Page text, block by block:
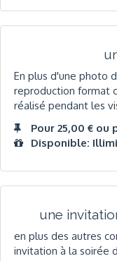
En plus d'une photo
reproduction format
réalisé pendant les
Pour 25,00 € ou
Disponible:
une
en plus des autres
invitation à la soirée